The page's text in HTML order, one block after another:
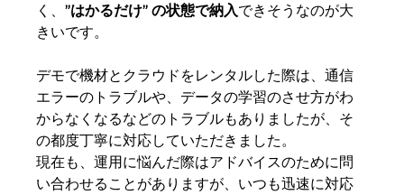
く、”はかるだけ” の状態で納入できそうなのが大
きいです。
デモで機材とクラウドをレンタルした際は、通信
エラーのトラブルや、データの学習のさせ方がわ
からなくなるなどのトラブルもありましたが、そ
の都度丁寧に対応していただきました。
現在も、運用に悩んだ際はアドバイスのために問
い合わせることがありますが、いつも迅速に対応